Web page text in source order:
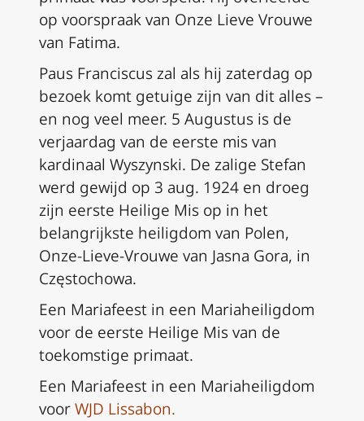
op voorspraak van Onze Lieve Vrouwe
van Fatima.
Paus Franciscus zal als hij zaterdag op
bezoek komt getuige zijn van dit alles –
en nog veel meer. 5 Augustus is de
verjaardag van de eerste mis van
kardinaal Wyszynski. De zalige Stefan
werd gewijd op 3 aug. 1924 en droeg
zijn eerste Heilige Mis op in het
belangrijkste heiligdom van Polen,
Onze-Lieve-Vrouwe van Jasna Gora, in
Częstochowa.
Een Mariafeest in een Mariaheiligdom
voor de eerste Heilige Mis van de
toekomstige primaat.
Een Mariafeest in een Mariaheiligdom
voorWJD Lissabon.